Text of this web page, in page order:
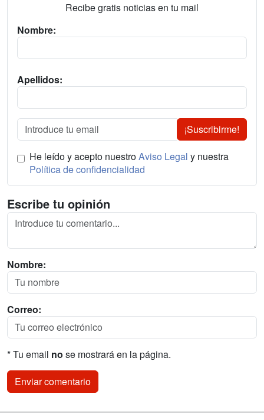
Recibe gratis noticias en tu mail
Nombre:
Apellidos:
¡Suscribirme!
He leído y acepto nuestroAviso Legal y nuestra
Política de confidencialidad
Escribe tu opinión
Nombre:
Correo:
* Tu email no se mostrará en la página.